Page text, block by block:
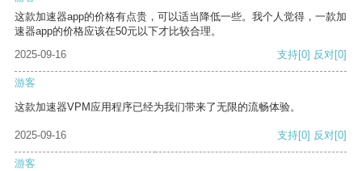
这款加速器app的价格有点贵，可以适当降低一些。我个人觉得，一款加
速器app的价格应该在50元以下才比较合理。
2025-09-16
支持[0] 反对[0]
游客
这款加速器VPM应用程序已经为我们带来了无限的流畅体验。
2025-09-16 支持[0] 反对[0]
游客